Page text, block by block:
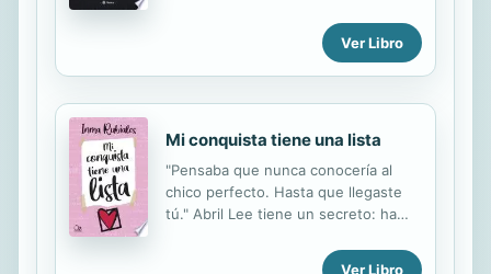
inquebrantable. Por eso no le
importa que todos crean que es el
malo de la historia. Leah nunca se ha
libros, intentando pasar
desapercibida, y se refugia en la
gran comunidad de lectores que
tiene en internet. Leah no es el tipo
Y Logan es la clase de chico que
Leah trata de evitar. Quizá por eso lo
Ver Libro
Mi conquista tiene una lista
"Pensaba que nunca conocería al
chico perfecto. Hasta que llegaste
tú." Abril Lee tiene un secreto: ha
que debe cumplir el chico que quiera
Ver Libro